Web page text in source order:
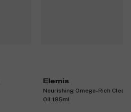
Elemis
Nourishing Omega-Rich
Oil 195ml